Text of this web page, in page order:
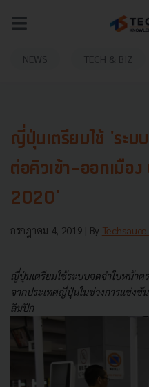
NEWS TECH & BIZ
ญี่ปุ่นเตรียมใช้ 'ระบ
ต่อคิวเข้า-ออกเมือง
2020'
กรกฎาคม 4, 2019 | By
ญี่ปุ่นเตรียมใช้ระบบจดจำใบหน้าต
จากประเทศญี่ปุ่นในช่วงการแข่งขั
ลิมปิก